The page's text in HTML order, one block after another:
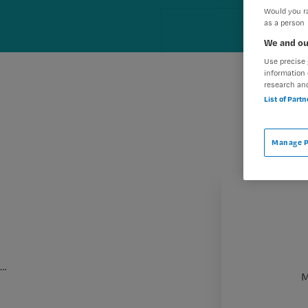
…
Would you
as a person
We and
Use
information
research
List of
Manage